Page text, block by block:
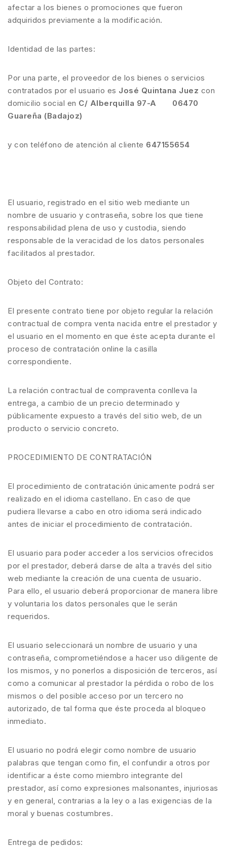
afectar a los bienes o promociones que fueron
adquiridos previamente a la modificación.
Identidad de las partes:
Por una parte, el proveedor de los bienes o servicios
contratados por el usuario es José Quintana Juez con
domicilio social en C/ Alberquilla 97-A 06470
Guareña (Badajoz)
y con teléfono de atención al cliente 647155654
El usuario, registrado en el sitio web mediante un
nombre de usuario y contraseña, sobre los que tiene
responsabilidad plena de uso y custodia, siendo
responsable de la veracidad de los datos personales
facilitados al prestador.
Objeto del Contrato:
El presente contrato tiene por objeto regular la relación
contractual de compra venta nacida entre el prestador y
el usuario en el momento en que éste acepta durante el
proceso de contratación online la casilla
correspondiente.
La relación contractual de compraventa conlleva la
entrega, a cambio de un precio determinado y
públicamente expuesto a través del sitio web, de un
producto o servicio concreto.
PROCEDIMIENTO DE CONTRATACIÓN
El procedimiento de contratación únicamente podrá ser
realizado en el idioma castellano. En caso de que
pudiera llevarse a cabo en otro idioma será indicado
antes de iniciar el procedimiento de contratación.
El usuario para poder acceder a los servicios ofrecidos
por el prestador, deberá darse de alta a través del sitio
web mediante la creación de una cuenta de usuario.
Para ello, el usuario deberá proporcionar de manera libre
y voluntaria los datos personales que le serán
requeridos.
El usuario seleccionará un nombre de usuario y una
contraseña, comprometiéndose a hacer uso diligente de
los mismos, y no ponerlos a disposición de terceros, así
como a comunicar al prestador la pérdida o robo de los
mismos o del posible acceso por un tercero no
autorizado, de tal forma que éste proceda al bloqueo
inmediato.
El usuario no podrá elegir como nombre de usuario
palabras que tengan como fin, el confundir a otros por
identificar a éste como miembro integrante del
prestador, así como expresiones malsonantes, injuriosas
y en general, contrarias a la ley o a las exigencias de la
moral y buenas costumbres.
Entrega de pedidos: